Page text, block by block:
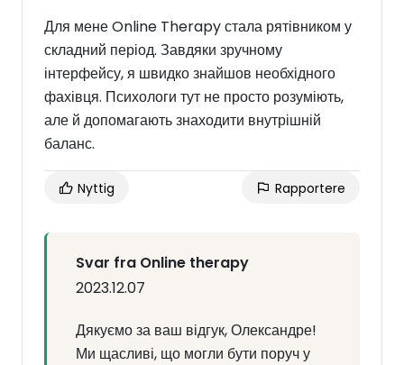
Для мене Online Therapy стала рятівником у
складний період. Завдяки зручному
інтерфейсу, я швидко знайшов необхідного
фахівця. Психологи тут не просто розуміють,
але й допомагають знаходити внутрішній
баланс.
Nyttig Rapportere
Svar fra Online therapy
2023.12.07
Дякуємо за ваш відгук, Олександре!
Ми щасливі, що могли бути поруч у